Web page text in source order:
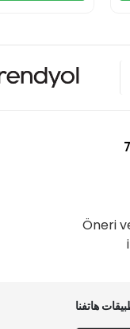
Öneri
هاتفنا